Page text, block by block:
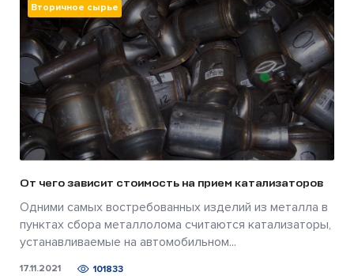
Вторичное сырье
От чего зависит стоимость на прием катализаторов
Одними самых востребованных изделий из металла в
пунктах сбора металлолома считаются катализаторы,
устанавливаемые на автомобильном...
17.11.2021 101833